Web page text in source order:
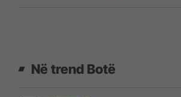
Në trend Botë